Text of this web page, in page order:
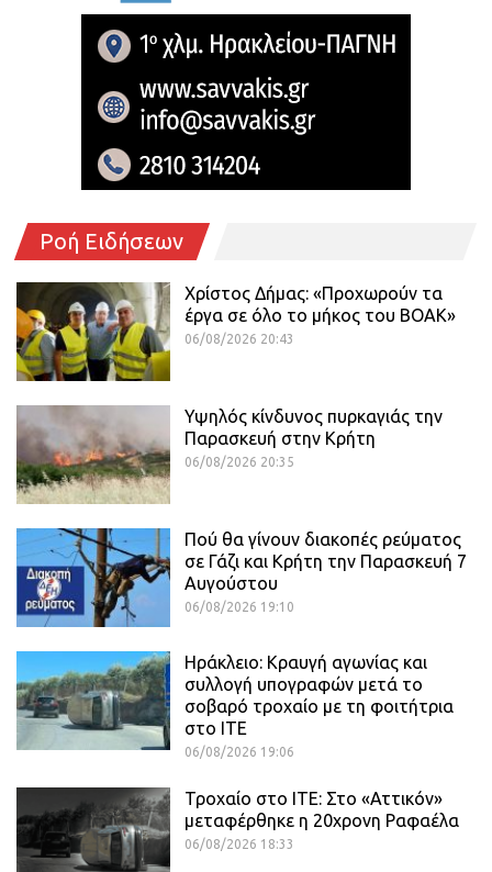
Ροή Ειδήσεων
Χρίστος Δήμας: «Προχωρούν τα
έργα σε όλο το μήκος του ΒΟΑΚ»
06/08/2026 20:43
Υψηλός κίνδυνος πυρκαγιάς την
Παρασκευή στην Κρήτη
06/08/2026 20:35
Πού θα γίνουν διακοπές ρεύματος
σε Γάζι και Κρήτη την Παρασκευή 7
Αυγούστου
06/08/2026 19:10
Ηράκλειο: Κραυγή αγωνίας και
συλλογή υπογραφών μετά το
σοβαρό τροχαίο με τη φοιτήτρια
στο ΙΤΕ
06/08/2026 19:06
Τροχαίο στο ΙΤΕ: Στο «Αττικόν»
μεταφέρθηκε η 20χρονη Ραφαέλα
06/08/2026 18:33